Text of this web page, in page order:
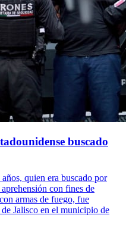
buscado
quien era buscado por
con fines de
armas de fuego, fue
Jalisco en el municipio de